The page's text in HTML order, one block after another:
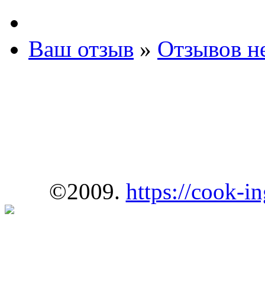
Ваш отзыв » Отзывов
©2009. https://cook-